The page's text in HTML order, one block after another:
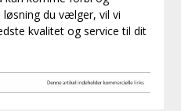
løsning du vælger, vil vi
kvalitet og service til dit